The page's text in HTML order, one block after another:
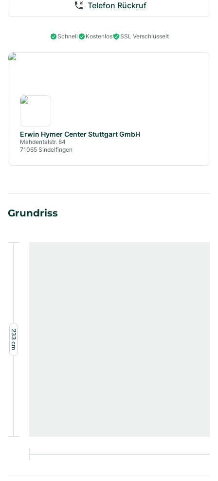
Telefon Rückruf
Schnell Kostenlos SSL Verschlüsselt
Erwin Hymer Center Stuttgart GmbH
Mahdentalstr. 84
71065 Sindelfingen
Grundriss
233
cm